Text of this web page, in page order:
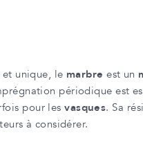
unique, le marbre est un
périodique est
pour lesvasques. Sa
à considérer.